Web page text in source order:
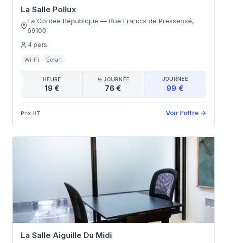
La Salle Pollux
La Cordée République — Rue Francis de Pressensé,
69100
4 pers.
Wi-Fi Écran
HEURE
19 €
½ JOURNÉE
76 €
JOURNÉE
99 €
Prix HT Voir l’offre →
La Salle Aiguille Du Midi